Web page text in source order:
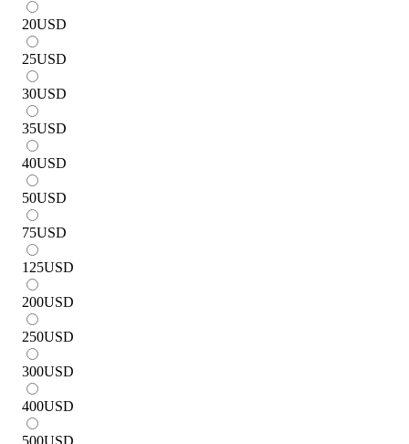
20USD
25USD
30USD
35USD
40USD
50USD
75USD
125USD
200USD
250USD
300USD
400USD
500USD